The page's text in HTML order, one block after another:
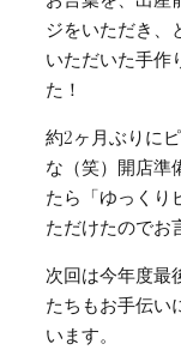
ジをいただき、
いただいた手作
た！
約2ヶ月ぶりに
な（笑）開店準
たら「ゆっくり
ただけたのでお
次回は今年度最
たちもお手伝い
います。